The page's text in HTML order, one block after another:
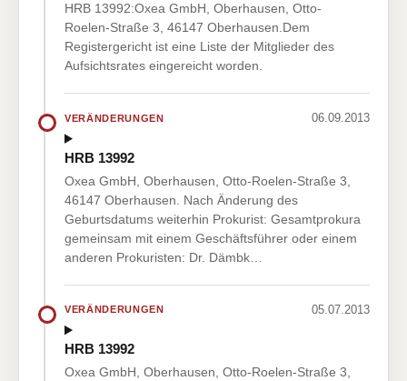
HRB 13992:Oxea GmbH, Oberhausen, Otto-
Roelen-Straße 3, 46147 Oberhausen.Dem
Registergericht ist eine Liste der Mitglieder des
Aufsichtsrates eingereicht worden.
VERÄNDERUNGEN 06.09.2013
HRB 13992
Oxea GmbH, Oberhausen, Otto-Roelen-Straße 3,
46147 Oberhausen. Nach Änderung des
Geburtsdatums weiterhin Prokurist: Gesamtprokura
gemeinsam mit einem Geschäftsführer oder einem
anderen Prokuristen: Dr. Dämbk…
VERÄNDERUNGEN 05.07.2013
HRB 13992
Oxea GmbH, Oberhausen, Otto-Roelen-Straße 3,